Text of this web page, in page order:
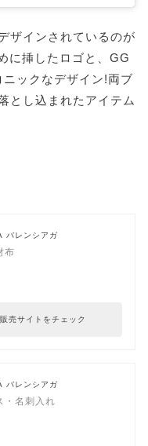
ザインされているのが
に挿したロゴと、GG
ックなデザイン!両ブ
とし込まれたアイテム
バレンシアガ
布
販売サイトをチェック
バレンシアガ
・名刺入れ